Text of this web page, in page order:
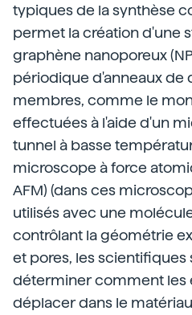
typiques de la synthèse
permet la création d'une
graphène nanoporeux
périodique d'anneaux de
membres, comme le
effectuées à l'aide d'un
tunnel à basse
microscope à force
AFM) (dans ces
utilisés avec une
contrôlant la géométrie
et pores, les scientifiques
déterminer comment les
déplacer dans le